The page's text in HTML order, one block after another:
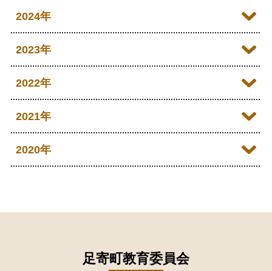
2026年05月
2026年03月
2026年02月
2026年01月
2025年12月
2025年10月
2025年08月
2025年07月
2025年03月
2024年
2024年12月
2024年10月
2024年08月
2024年06月
2024年04月
2023年
2023年12月
2023年10月
2022年
2022年12月
2022年10月
2022年07月
2021年
2021年12月
2021年08月
2020年
2020年06月足寄町教育委員会